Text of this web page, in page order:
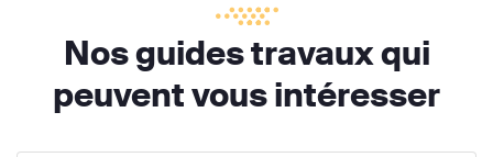
Nos guides travaux qui
peuvent vous intéresser